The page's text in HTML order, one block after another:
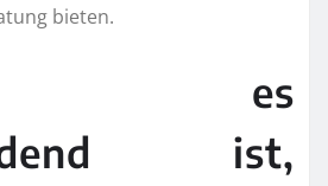
bieten.
es
ist,